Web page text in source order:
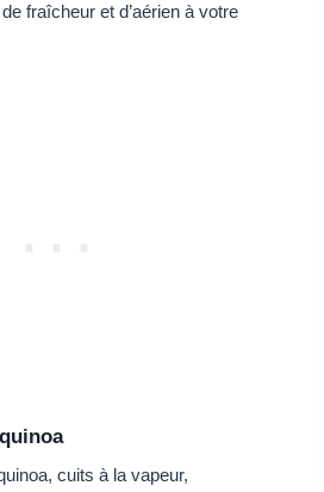
fraîcheur et d’aérien à votre
cuits à la vapeur,